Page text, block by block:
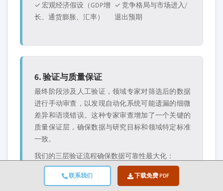
联系我们 下载免费 PDF
✓ 宏观经济假设（GDP增
长、通货膨胀、汇率）
✓ 竞争格局与市场进入/
退出预期
6. 验证与质量保证
最终阶段涉及人工验证，领域专家对筛选后的数据
进行手动审查，以发现自动化系统可能遗漏的细微
差异和语境错误。这种专家审查增加了一个关键的
质量保证层，确保数据与研究目标和领域特定标准
一致。
我们的三层验证流程确保数据可靠性最大化：
✓ 统计验证
✓ 专家验证 ✓ 市场实实检验